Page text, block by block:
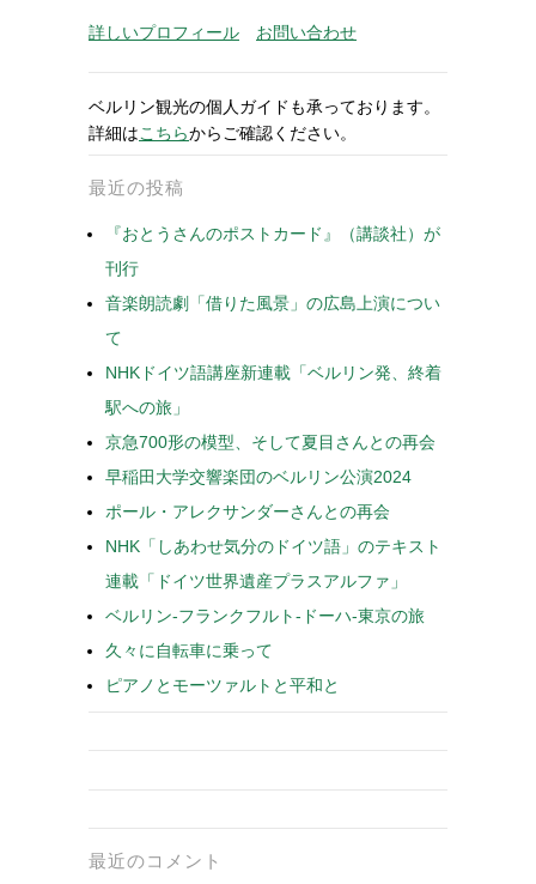
詳しいプロフィール お問い合わせ
ベルリン観光の個人ガイドも承っております。
詳細はこちらからご確認ください。
最近の投稿
『おとうさんのポストカード』（講談社）が
刊行
音楽朗読劇「借りた風景」の広島上演につい
て
NHKドイツ語講座新連載「ベルリン発、終着
駅への旅」
京急700形の模型、そして夏目さんとの再会
早稲田大学交響楽団のベルリン公演2024
ポール・アレクサンダーさんとの再会
NHK「しあわせ気分のドイツ語」のテキスト
連載「ドイツ世界遺産プラスアルファ」
ベルリン-フランクフルト-ドーハ-東京の旅
久々に自転車に乗って
ピアノとモーツァルトと平和と
最近のコメント